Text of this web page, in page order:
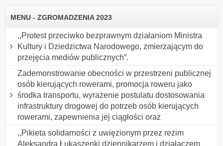
MENU - ZGROMADZENIA 2023
,,Protest przeciwko bezprawnym działaniom Ministra
Kultury i Dziedzictwa Narodowego, zmierzającym do
przejęcia mediów publicznych”.
Zademonstrowanie obecności w przestrzeni publicznej
osób kierujących rowerami, promocja roweru jako
środka transportu, wyrażenie postulatu dostosowania
infrastruktury drogowej do potrzeb osób kierujących
rowerami, zapewnienia jej ciągłości oraz
,,Pikieta solidarności z uwięzionym przez reżim
Aleksandra Łukaszenki dziennikarzem i działaczem